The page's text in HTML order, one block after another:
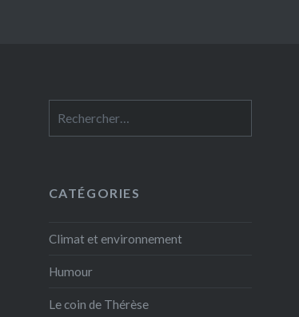
CATÉGORIES
Climat et environnement
Humour
Le coin de Thérèse